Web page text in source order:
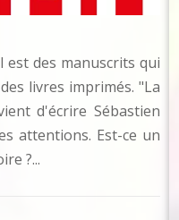
des manuscrits qui
livres imprimés. "La
d'écrire Sébastien
attentions. Est-ce un
?...